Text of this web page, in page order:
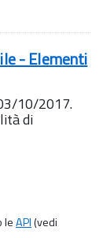
- Elementi
10/2017.
di
leAPI(vedi